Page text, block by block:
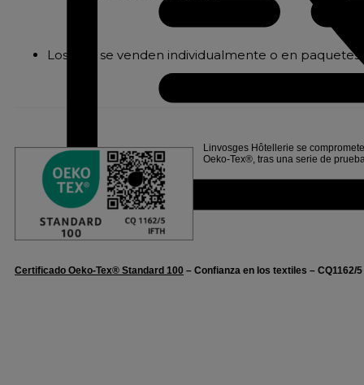
Los pies se venden individualmente o en paquetes
Linvosges Hôtellerie se
Oeko-Tex®, tras una serie de
Certificado Oeko-Tex® Standard 100 – Confianza en los textiles – CQ1162/5